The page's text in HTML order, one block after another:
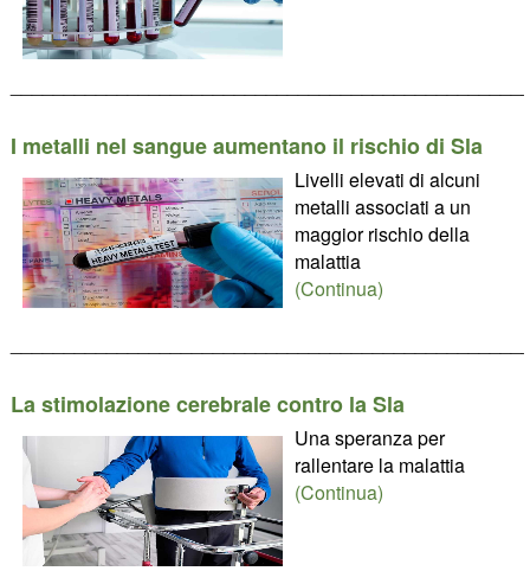
I metalli nel sangue aumentano il rischio di Sla
Livelli elevati di alcuni
metalli associati a un
maggior rischio della
malattia
(Continua)
La stimolazione cerebrale contro la Sla
Una speranza per
rallentare la malattia
(Continua)